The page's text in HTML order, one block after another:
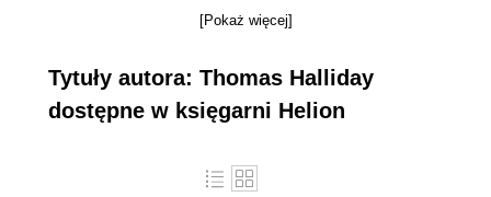
[Pokaż więcej]
Tytuły autora: Thomas Halliday
dostępne w księgarni Helion